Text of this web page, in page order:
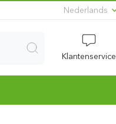
Nederlands
Klantenservice